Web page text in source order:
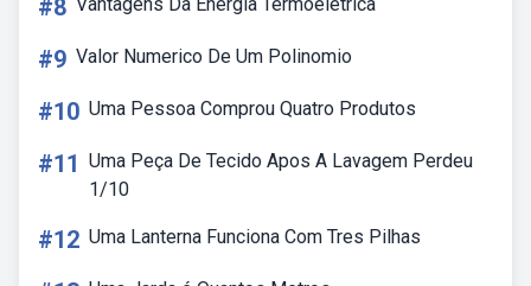
#8
#9 Valor Numerico De Um Polinomio
#10 Uma Pessoa Comprou Quatro Produtos
#11 Uma Peça De Tecido Apos A Lavagem Perdeu
1/10
#12 Uma Lanterna Funciona Com Tres Pilhas